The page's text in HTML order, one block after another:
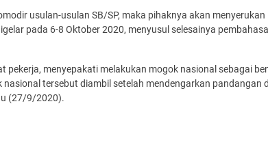
usulan-usulan SB/SP, maka pihaknya akan menyerukan
pada 6-8 Oktober 2020, menyusul selesainya
pekerja, menyepakati melakukan mogok nasional sebagai
tersebut diambil setelah mendengarkan pandangan
(27/9/2020).